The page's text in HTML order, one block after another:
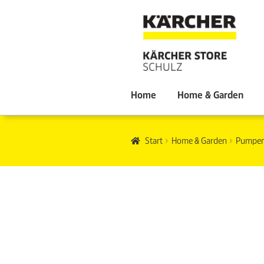
Home Home & Garden
Start Home & Garden